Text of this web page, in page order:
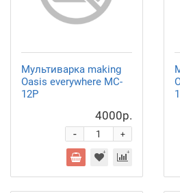
Мультиварка making
Oasis everywhere MC-
12P
4000р.
+
-